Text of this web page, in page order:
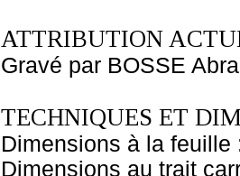
ATTRIBUTION
Gravé par BOSSE
TECHNIQUES ET
Dimensions à la
Dimensions au trait